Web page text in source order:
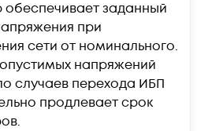
заданный
при
сети от номинального.
напряжений
случаев перехода ИБП
продлевает срок